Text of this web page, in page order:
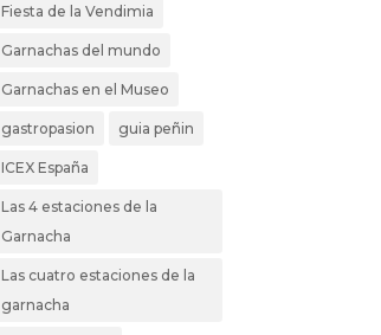
Fiesta de la Vendimia
Garnachas del mundo
Garnachas en el Museo
gastropasion guia peñin
ICEX España
Las 4 estaciones de la
Garnacha
Las cuatro estaciones de la
garnacha